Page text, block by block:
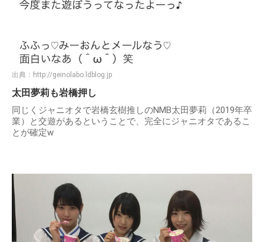
出典： http://geinolabo.ldblog.jp
太田夢莉も岩橋押し
同じくジャニオタで岩橋玄樹推しのNMB太田夢莉（2019年卒
業）と交遊があるということで、完全にジャニオタであるこ
とが確定w